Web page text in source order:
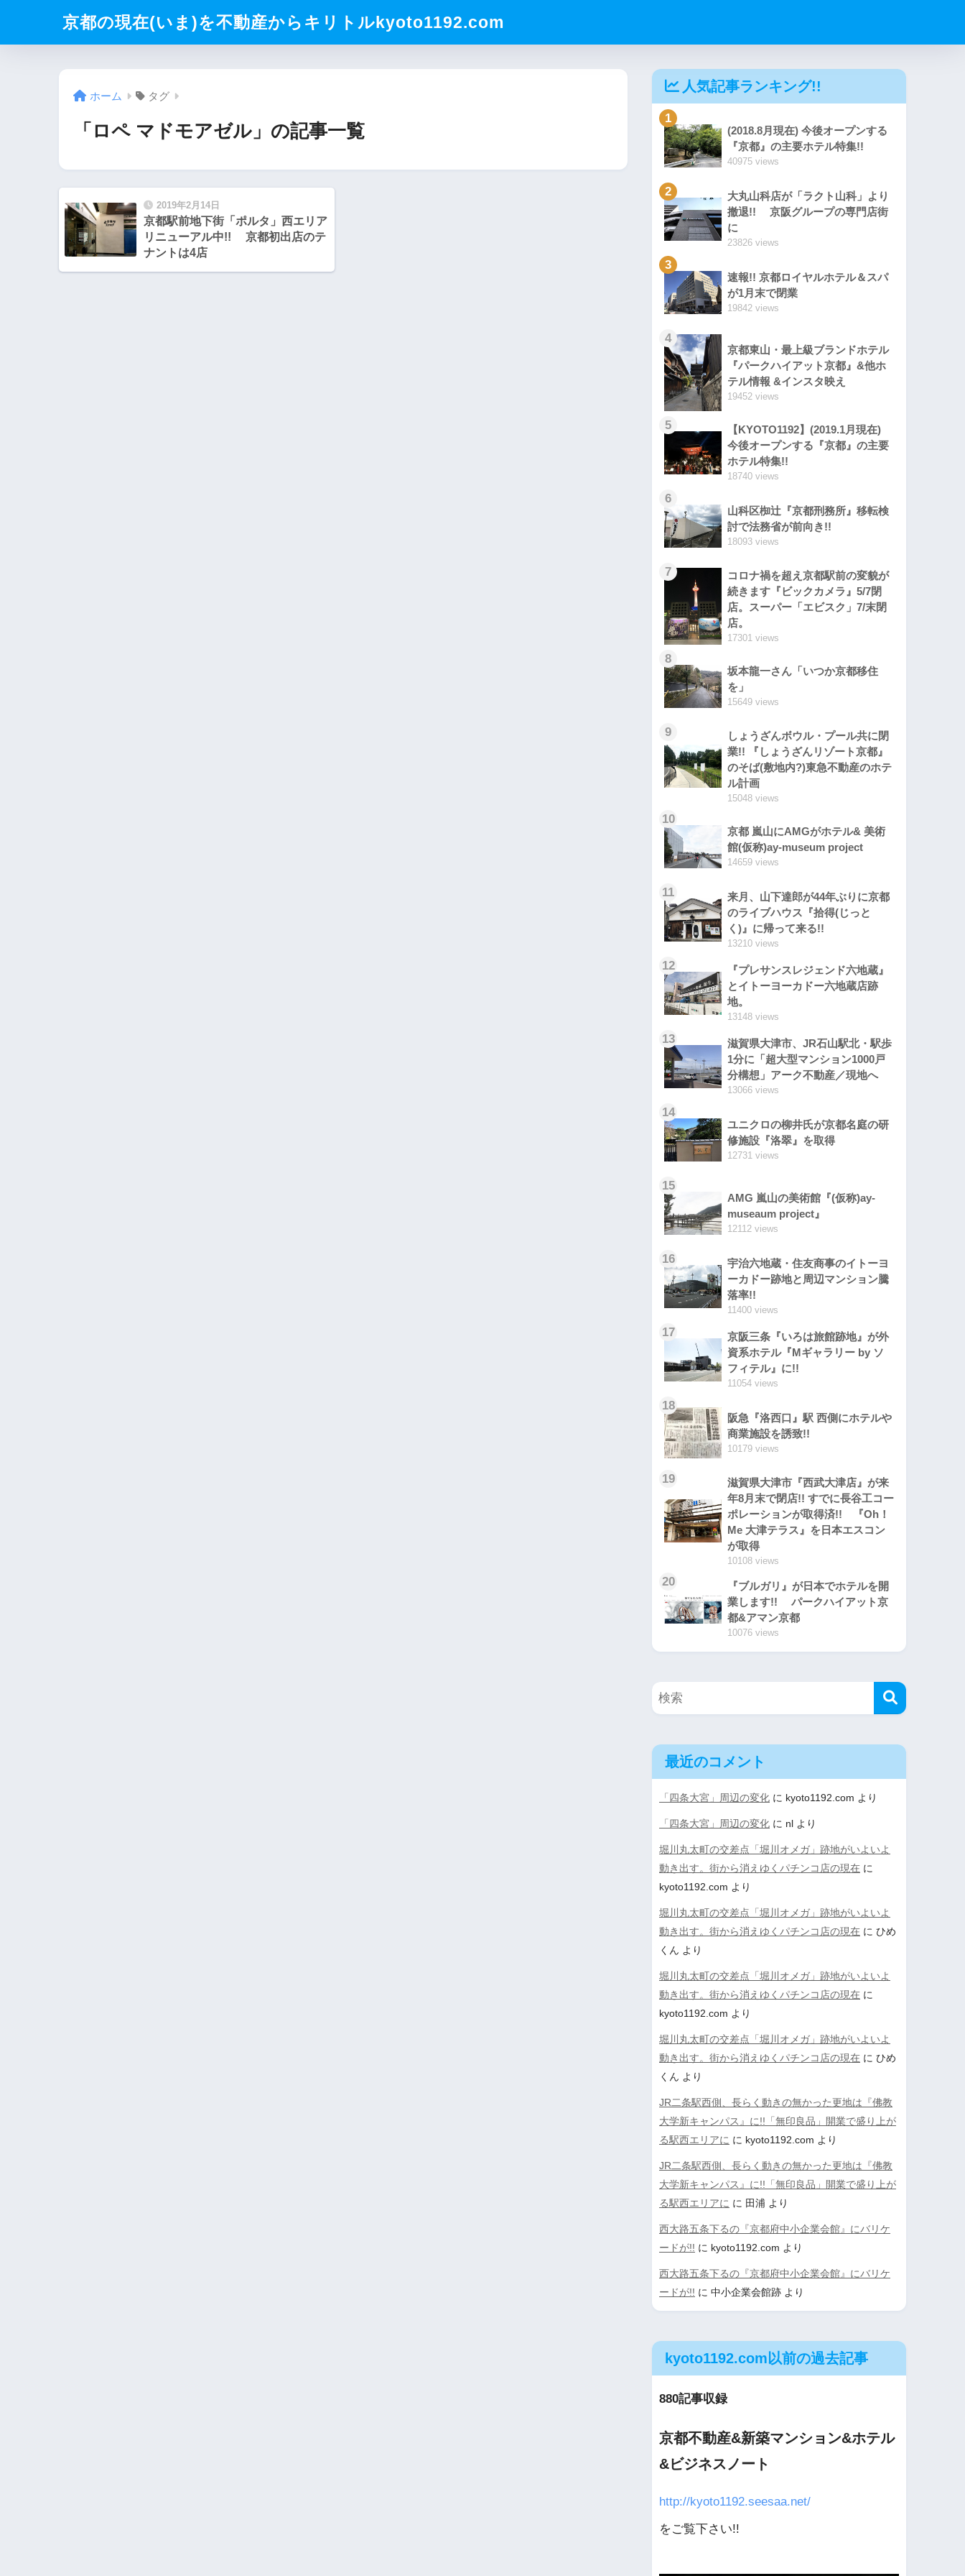
京都の現在(いま)を不動産からキリトルkyoto1192.com
ホーム タグ
「ロペ マドモアゼル」の記事一覧
2019年2月14日
京都駅前地下街「ポルタ」西エリア
リニューアル中!! 京都初出店のテ
ナントは4店
人気記事ランキング!!
1
(2018.8月現在) 今後オープンする
『京都』の主要ホテル特集!!
40975 views
2
大丸山科店が「ラクト山科」より
撤退!! 京阪グループの専門店街
に
23826 views
3
速報!! 京都ロイヤルホテル＆スパ
が1月末で閉業
19842 views
4
京都東山・最上級ブランドホテル
『パークハイアット京都』&他ホ
テル情報 &インスタ映え
19452 views
5
【KYOTO1192】(2019.1月現在)
今後オープンする『京都』の主要
ホテル特集!!
18740 views
6
山科区椥辻『京都刑務所』移転検
討で法務省が前向き!!
18093 views
7
コロナ禍を超え京都駅前の変貌が
続きます『ビックカメラ』5/7閉
店。スーパー「エビスク」7/末閉
店。
17301 views
8
坂本龍一さん「いつか京都移住
を」
15649 views
9
しょうざんボウル・プール共に閉
業!! 『しょうざんリゾート京都』
のそば(敷地内?)東急不動産のホテ
ル計画
15048 views
10
京都 嵐山にAMGがホテル& 美術
館(仮称)ay-museum project
14659 views
11
来月、山下達郎が44年ぶりに京都
のライブハウス『拾得(じっと
く)』に帰って来る!!
13210 views
12
『プレサンスレジェンド六地蔵』
とイトーヨーカドー六地蔵店跡
地。
13148 views
13
滋賀県大津市、JR石山駅北・駅歩
1分に「超大型マンション1000戸
分構想」アーク不動産／現地へ
13066 views
14
ユニクロの柳井氏が京都名庭の研
修施設『洛翠』を取得
12731 views
15
AMG 嵐山の美術館『(仮称)ay-
museaum project』
12112 views
16
宇治六地蔵・住友商事のイトーヨ
ーカドー跡地と周辺マンション騰
落率!!
11400 views
17
京阪三条『いろは旅館跡地』が外
資系ホテル『Mギャラリー by ソ
フィテル』に!!
11054 views
18
阪急『洛西口』駅 西側にホテルや
商業施設を誘致!!
10179 views
19
滋賀県大津市『西武大津店』が来
年8月末で閉店!! すでに長谷工コー
ポレーションが取得済!! 『Oh！
Me 大津テラス』を日本エスコン
が取得
10108 views
20
『ブルガリ』が日本でホテルを開
業します!! パークハイアット京
都&アマン京都
10076 views
最近のコメント
「四条大宮」周辺の変化 に kyoto1192.com より
「四条大宮」周辺の変化 に nl より
堀川丸太町の交差点「堀川オメガ」跡地がいよいよ
動き出す。街から消えゆくパチンコ店の現在 に
kyoto1192.com より
堀川丸太町の交差点「堀川オメガ」跡地がいよいよ
動き出す。街から消えゆくパチンコ店の現在 に ひめ
くん より
堀川丸太町の交差点「堀川オメガ」跡地がいよいよ
動き出す。街から消えゆくパチンコ店の現在 に
kyoto1192.com より
堀川丸太町の交差点「堀川オメガ」跡地がいよいよ
動き出す。街から消えゆくパチンコ店の現在 に ひめ
くん より
JR二条駅西側、長らく動きの無かった更地は『佛教
大学新キャンパス』に!!「無印良品」開業で盛り上が
る駅西エリアに に kyoto1192.com より
JR二条駅西側、長らく動きの無かった更地は『佛教
大学新キャンパス』に!!「無印良品」開業で盛り上が
る駅西エリアに に 田浦 より
西大路五条下るの『京都府中小企業会館』にバリケ
ードが!! に kyoto1192.com より
西大路五条下るの『京都府中小企業会館』にバリケ
ードが!! に 中小企業会館跡 より
kyoto1192.com以前の過去記事
880記事収録
京都不動産&新築マンション&ホテル
&ビジネスノート
http://kyoto1192.seesaa.net/
をご覧下さい!!